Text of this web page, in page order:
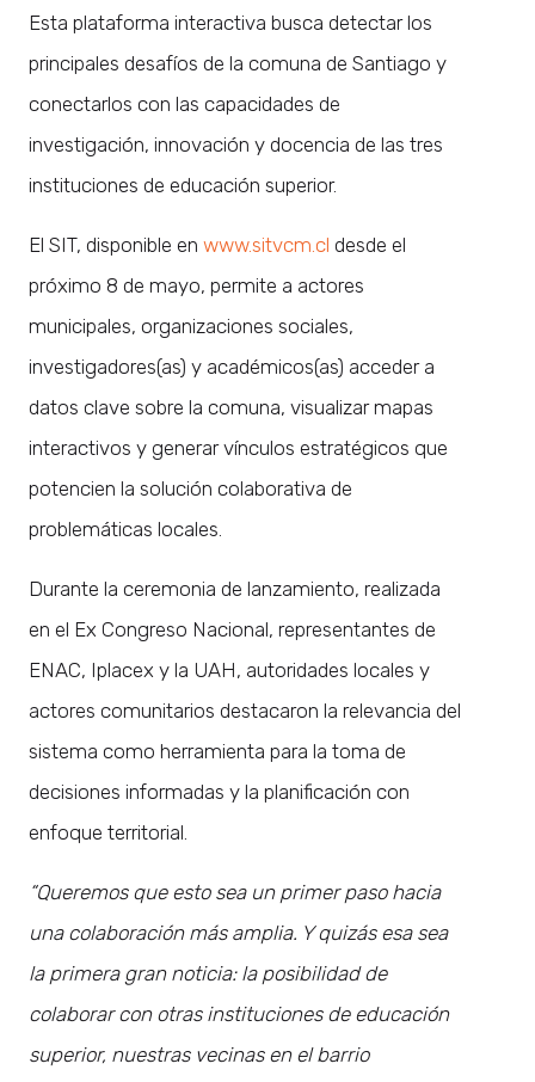
Esta plataforma interactiva busca detectar los
principales desafíos de la comuna de Santiago y
conectarlos con las capacidades de
investigación, innovación y docencia de las tres
instituciones de educación superior.
El SIT, disponible en www.sitvcm.cl desde el
próximo 8 de mayo, permite a actores
municipales, organizaciones sociales,
investigadores(as) y académicos(as) acceder a
datos clave sobre la comuna, visualizar mapas
interactivos y generar vínculos estratégicos que
potencien la solución colaborativa de
problemáticas locales.
Durante la ceremonia de lanzamiento, realizada
en el Ex Congreso Nacional, representantes de
ENAC, Iplacex y la UAH, autoridades locales y
actores comunitarios destacaron la relevancia del
sistema como herramienta para la toma de
decisiones informadas y la planificación con
enfoque territorial.
“Queremos que esto sea un primer paso hacia
una colaboración más amplia. Y quizás esa sea
la primera gran noticia: la posibilidad de
colaborar con otras instituciones de educación
superior, nuestras vecinas en el barrio